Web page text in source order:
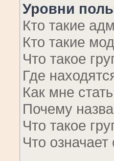
Уровни
Кто такие
Кто такие
Что такое
Где
Как мне
Почему
Что такое
Что